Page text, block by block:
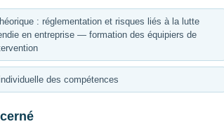
: réglementation et risques liés à la lutte
en entreprise — formation des équipiers de
des compétences